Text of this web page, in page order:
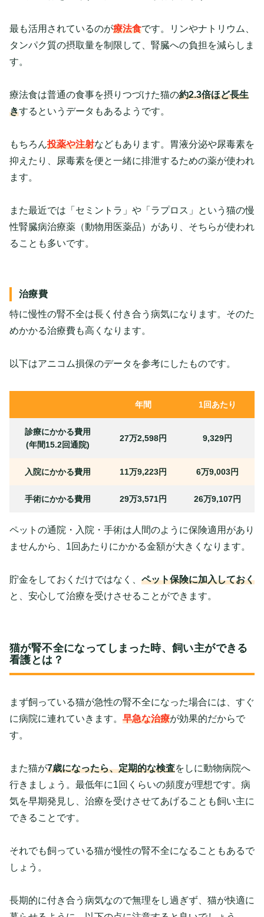
最も活用されているのが療法食です。リンやナトリウム、
タンパク質の摂取量を制限して、腎臓への負担を減らしま
す。
療法食は普通の食事を摂りつづけた猫の約2.3倍ほど長生
きするというデータもあるようです。
もちろん投薬や注射などもあります。胃液分泌や尿毒素を
抑えたり、尿毒素を便と一緒に排泄するための薬が使われ
ます。
また最近では「セミントラ」や「ラプロス」という猫の慢
性腎臓病治療薬（動物用医薬品）があり、そちらが使われ
ることも多いです。
治療費
特に慢性の腎不全は長く付き合う病気になります。そのた
めかかる治療費も高くなります。
以下はアニコム損保のデータを参考にしたものです。
年間 1回あたり
診療にかかる費用
(年間15.2回通院)
27万2,598円 9,329円
入院にかかる費用 11万9,223円 6万9,003円
手術にかかる費用 29万3,571円 26万9,107円
ペットの通院・入院・手術は人間のように保険適用があり
ませんから、1回あたりにかかる金額が大きくなります。
貯金をしておくだけではなく、 ペット保険に加入しておく
と、安心して治療を受けさせることができます。
猫が腎不全になってしまった時、飼い主ができる
看護とは？
まず飼っている猫が急性の腎不全になった場合には、すぐ
に病院に連れていきます。 早急な治療が効果的だからで
す。
また猫が7歳になったら、定期的な検査をしに動物病院へ
行きましょう。最低年に1回くらいの頻度が理想です。病
気を早期発見し、治療を受けさせてあげることも飼い主に
できることです。
それでも飼っている猫が慢性の腎不全になることもあるで
しょう。
長期的に付き合う病気なので無理をし過ぎず、猫が快適に